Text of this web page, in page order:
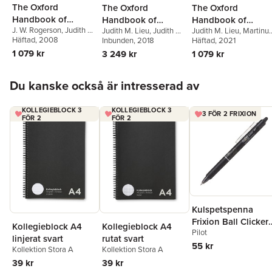
The Oxford
Handbook of
Biblical Studies
J. W. Rogerson,Judith M.
Lieu
Häftad, 2008
1 079 kr
The Oxford
Handbook of
Johannine Studies
Judith M. Lieu,Judith M.
Lieu,Martinus C. de Boer
Inbunden, 2018
3 249 kr
The Oxford
Handbook of
Johannine Studies
Judith M. Lieu, Martinus
C. de Boer
Häftad, 2021
1 079 kr
Du kanske också är intresserad av
KOLLEGIEBLOCK 3
FÖR 2
Kollegieblock A4
linjerat svart
Kollektion Stora A
39 kr
KOLLEGIEBLOCK 3
FÖR 2
Kollegieblock A4
rutat svart
Kollektion Stora A
39 kr
3 FÖR 2 FRIXION
Kulspetspenna
Frixion Ball Clicker
0.7 svart, raderbar
Pilot
55 kr